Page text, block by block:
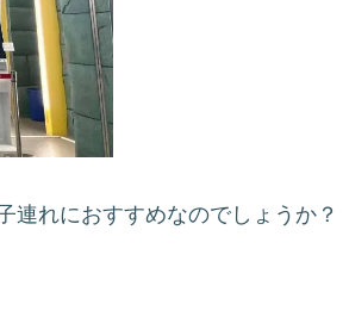
連れにおすすめなのでしょうか？